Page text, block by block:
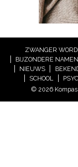
ZWANGER
BIJZONDERE NAMEN
NIEUWS
SCHOOL
© 2026